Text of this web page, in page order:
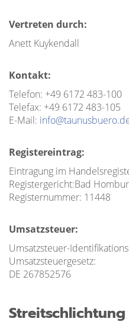
Vertreten durch:
Anett Kuykendall
Kontakt:
Telefon: +49 6172 483-100
Telefax: +49 6172 483-105
E-Mail:
Registereintrag:
Eintragung im
Registergericht:Bad
Registernummer: 11448
Umsatzsteuer:
Umsatzsteuer-
Umsatzsteuergesetz:
DE 267852576
Streitschlichtung